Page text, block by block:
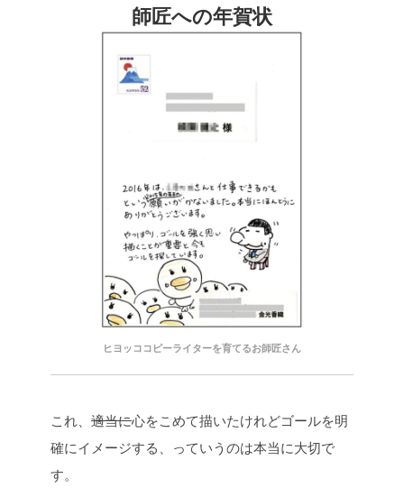
師匠への年賀状
ヒヨッココピーライターを育てるお師匠さん
これ、 適当に心をこめて描いたけれどゴールを明
確にイメージする、っていうのは本当に大切で
す。